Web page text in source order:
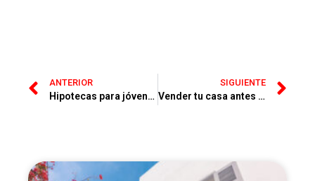
ANTERIOR
Hipotecas para jóvenes en 2026
SIGUIENTE
Vender tu casa antes del verano